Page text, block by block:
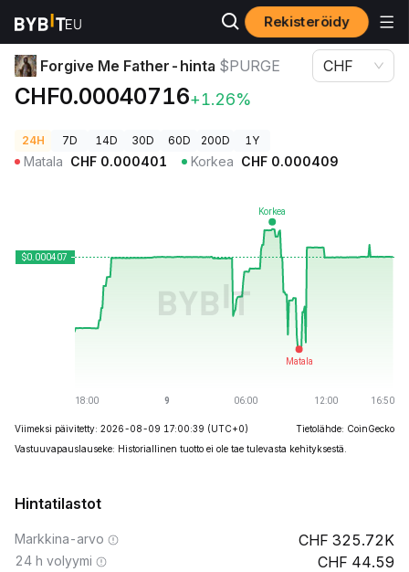
Rekisteröidy
Kryptohinnat Forgive Me Father-hinta $PURGE
Forgive Me Father-hinta $PURGE
CHF0.00040716+1.26%
CHF
24H 7D 14D 30D 60D 200D 1Y
Matala CHF 0.000401 Korkea CHF 0.000409
Viimeksi päivitetty: 2026-08-09 17:00:39 (UTC+0)
Tietolähde: CoinGecko
Vastuuvapauslauseke: Historiallinen tuotto ei ole tae tulevasta kehityksestä.
Hintatilastot
Markkina-arvo 325.72K
24 h volyymi 44.59